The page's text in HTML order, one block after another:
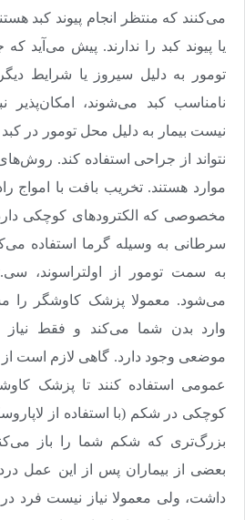
می‌کنند که منتظر انجام پیوند کبد
یا پیوند کبد را ندارند. پیش می‌آید
تومور به دلیل سیروز یا شرایط
نامناسب کبد می‌‌‌‌‌‌شوند، امکان‌پذیر
نیست بیمار به دلیل محل تومور در
نتواند از جراحی استفاده کند.
موارد هستند. تخریب بافت با امواج
مخصوصی که الکترودهای کوچکی
سرطانی به وسیله گرما استفاده
به سمت تومور از اولتراسوند،
می‌شود. معمولا پزشک کاوشگر را
وارد بدن شما می‌کند و فقط نیاز
موضعی وجود دارد. گاهی لازم است
عمومی استفاده کنند تا پزشک
کوچکی در شکم (با استفاده از
بزرگ‌‌‌‌‌‌تری که شکم شما را باز
بعضی از بیماران پس از این عمل
داشت، ولی معمولا نیاز نیست فرد